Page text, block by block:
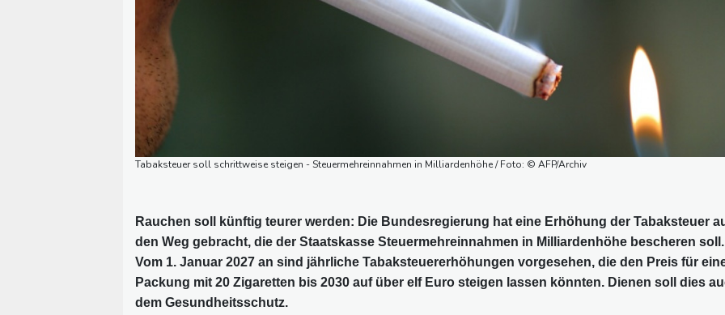
Tabaksteuer soll schrittweise steigen - Steuermehreinnahmen in Milliardenhöhe / Foto: © AFP/Archiv
Rauchen soll künftig teurer werden: Die Bundesregierung hat eine Erhöhung der Tabaksteuer
den Weg gebracht, die der Staatskasse Steuermehreinnahmen in Milliardenhöhe bescheren soll.
Vom 1. Januar 2027 an sind jährliche Tabaksteuererhöhungen vorgesehen, die den Preis für
Packung mit 20 Zigaretten bis 2030 auf über elf Euro steigen lassen könnten. Dienen soll dies
dem Gesundheitsschutz.